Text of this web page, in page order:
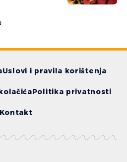
Uslovi i pravila korištenja
Politika privatnosti
Kontakt